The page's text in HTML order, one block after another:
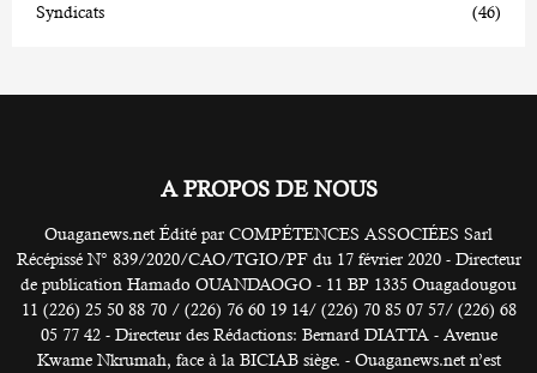
Syndicats
(46)
A PROPOS DE NOUS
Ouaganews.net Édité par COMPÉTENCES ASSOCIÉES Sarl
Récépissé N° 839/2020/CAO/TGIO/PF du 17 février 2020 - Directeur
de publication Hamado OUANDAOGO - 11 BP 1335 Ouagadougou
11 (226) 25 50 88 70 / (226) 76 60 19 14/ (226) 70 85 07 57/ (226) 68
05 77 42 - Directeur des Rédactions: Bernard DIATTA - Avenue
Kwame Nkrumah, face à la BICIAB siège. - Ouaganews.net n’est